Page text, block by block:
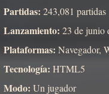
Partidas: 243,081 partidas
Lanzamiento: 23 de junio
Plataformas: Navegador,
Tecnología: HTML5
Modo: Un jugador